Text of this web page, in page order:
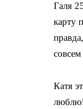
Галя
карту
Катя